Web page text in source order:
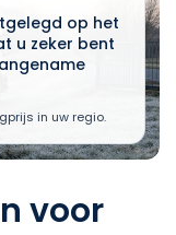
op het
u zeker bent
in uw regio.
voor